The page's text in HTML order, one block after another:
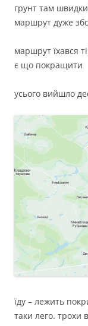
грунт там
маршрут дуже
маршрут їхався
є що покращити
усього вийшло
їду – лежить
таки лего. трохи